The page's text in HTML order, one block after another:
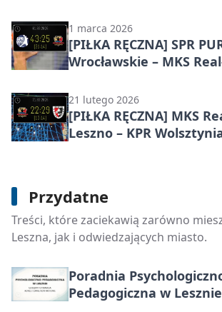
1 marca 2026
[PIŁKA RĘCZNA] SPR
Wrocławskie – MKS
(Grupa B), kolejka 18
21 lutego 2026
[PIŁKA RĘCZNA] MKS
Leszno – KPR
Przydatne
Treści, które zaciekawią zarówno
Leszna, jak i odwiedzających miasto.
Powiatowy Zespół ds.
Niepełnosprawności w
kontakt, orzeczenia, karty
Poradnia
Pedagogiczna w